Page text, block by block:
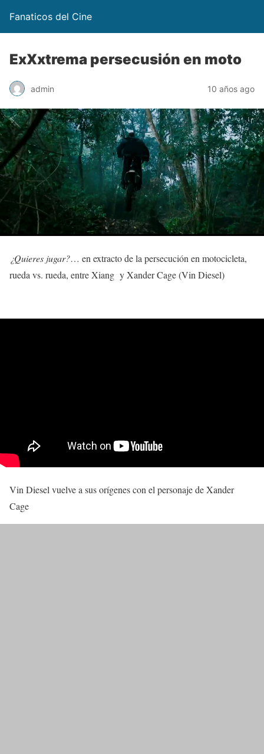
Fanaticos del Cine
ExXxtrema persecusión en moto
admin 10 años ago
¿Quieres jugar?… en extracto de la persecución en motocicleta,
rueda vs. rueda, entre Xiang y Xander Cage (Vin Diesel)
Vin Diesel vuelve a sus orígenes con el personaje de Xander
Cage